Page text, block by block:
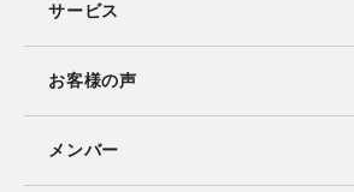
サービス
お客様の声
メンバー